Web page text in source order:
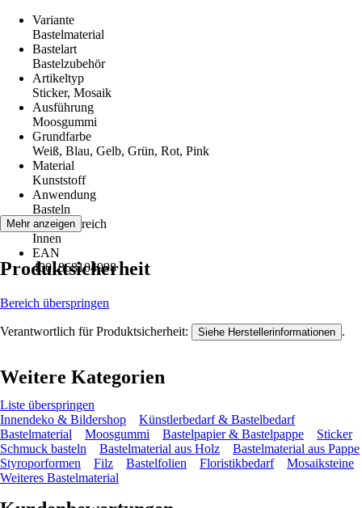
Variante
Bastelmaterial
Bastelart
Bastelzubehör
Artikeltyp
Sticker, Mosaik
Ausführung
Moosgummi
Grundfarbe
Weiß, Blau, Gelb, Grün, Rot, Pink
Material
Kunststoff
Anwendung
Basteln
Einsatzbereich
Innen
EAN
4001868104998
Mehr anzeigen
Produktsicherheit
Bereich überspringen
Verantwortlich für Produktsicherheit: Siehe Herstellerinformationen .
Weitere Kategorien
Liste überspringen
Innendeko & Bildershop
Künstlerbedarf & Bastelbedarf
Bastelmaterial
Moosgummi Bastelpapier & Bastelpappe
Sticker
Schmuck basteln
Bastelmaterial aus Holz
Bastelmaterial aus Pappe
Styroporformen
Filz Bastelfolien Floristikbedarf
Mosaiksteine
Weiteres Bastelmaterial